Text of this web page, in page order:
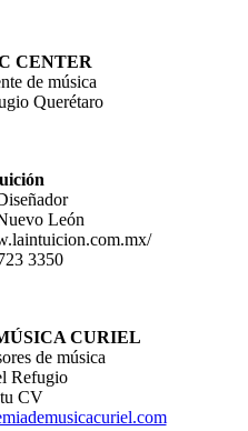
CENTER
de música
Querétaro
León
3350
CURIEL
de música
Refugio
CV